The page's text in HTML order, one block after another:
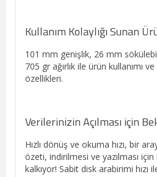
Kullanım Kolaylığı Sunan
101 mm genişlik, 26 mm
705 gr ağırlık ile ürün kullanımı ve
özellikleri.
Verilerinizin Açılması için
Hızlı dönüş ve okuma hızı, bir
özeti, indirilmesi ve yazılması
kalkıyor! Sabit disk arabirimi hızı